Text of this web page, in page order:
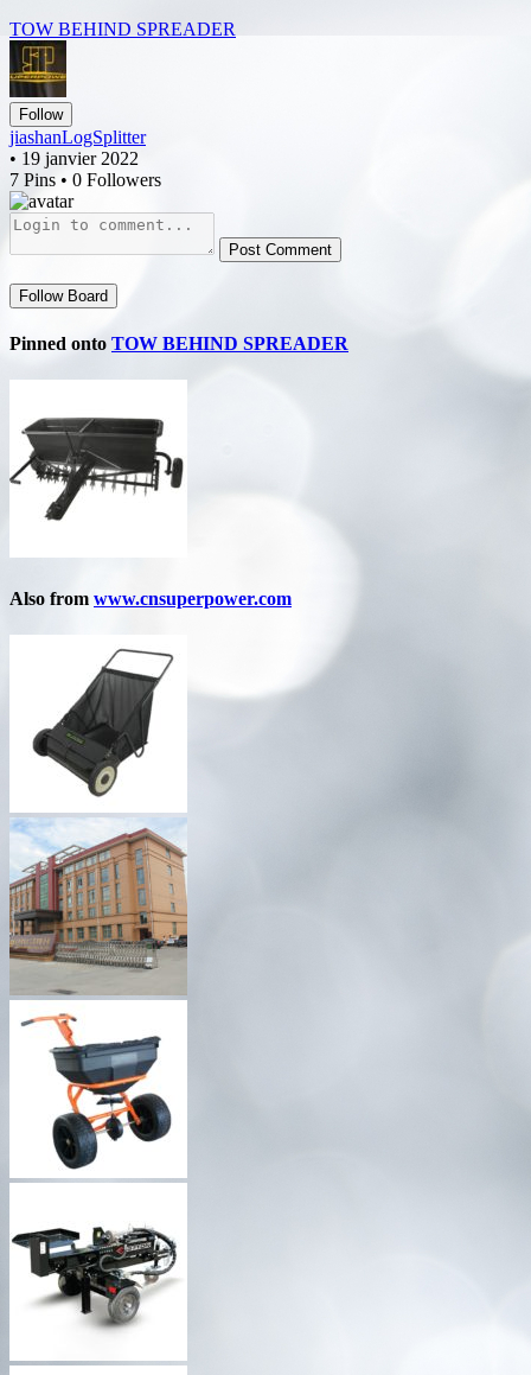
TOW BEHIND SPREADER
Follow
jiashanLogSplitter
• 19 janvier 2022
7 Pins • 0 Followers
Post Comment
Follow Board
Pinned onto TOW BEHIND SPREADER
Also from www.cnsuperpower.com